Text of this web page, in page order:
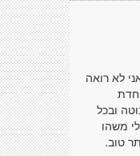
לא רואה
ובכל
משהו
טוב.